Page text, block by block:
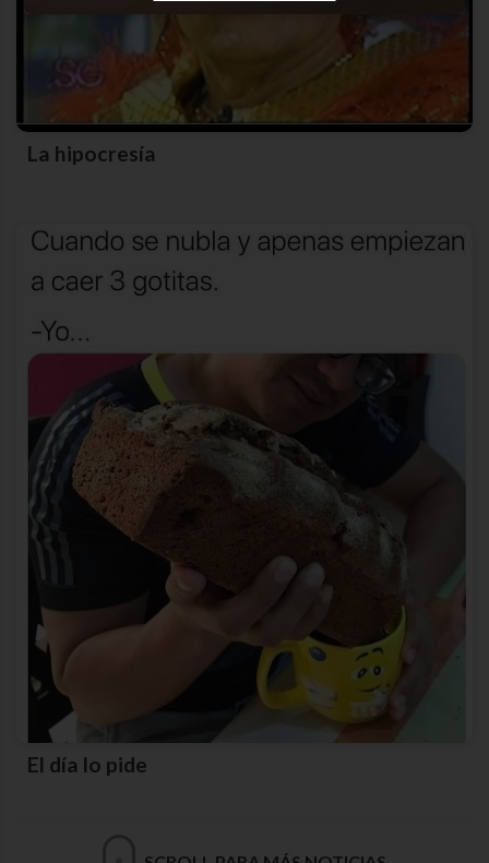
La hipocresía
El día lo pide